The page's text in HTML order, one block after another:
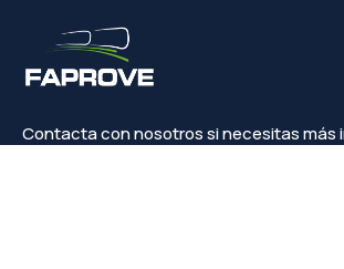
Contacta con nosotros si necesitas más